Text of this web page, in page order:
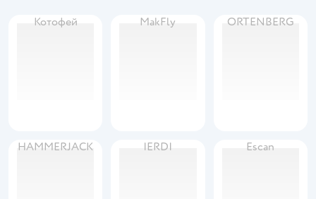
Котофей MakFly ORTENBERG
HAMMERJACK IERDI Escan